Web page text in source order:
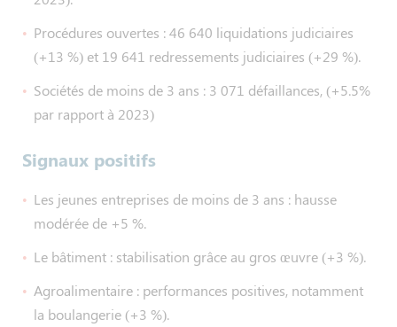
Procédures ouvertes : 46 640 liquidations judiciaires
(+13 %) et 19 641 redressements judiciaires (+29 %).
Sociétés de moins de 3 ans : 3 071 défaillances, (+5.5%
par rapport à 2023)
Signaux positifs
Les jeunes entreprises de moins de 3 ans : hausse
modérée de +5 %.
Le bâtiment : stabilisation grâce au gros œuvre (+3 %).
Agroalimentaire : performances positives, notamment
la boulangerie (+3 %).